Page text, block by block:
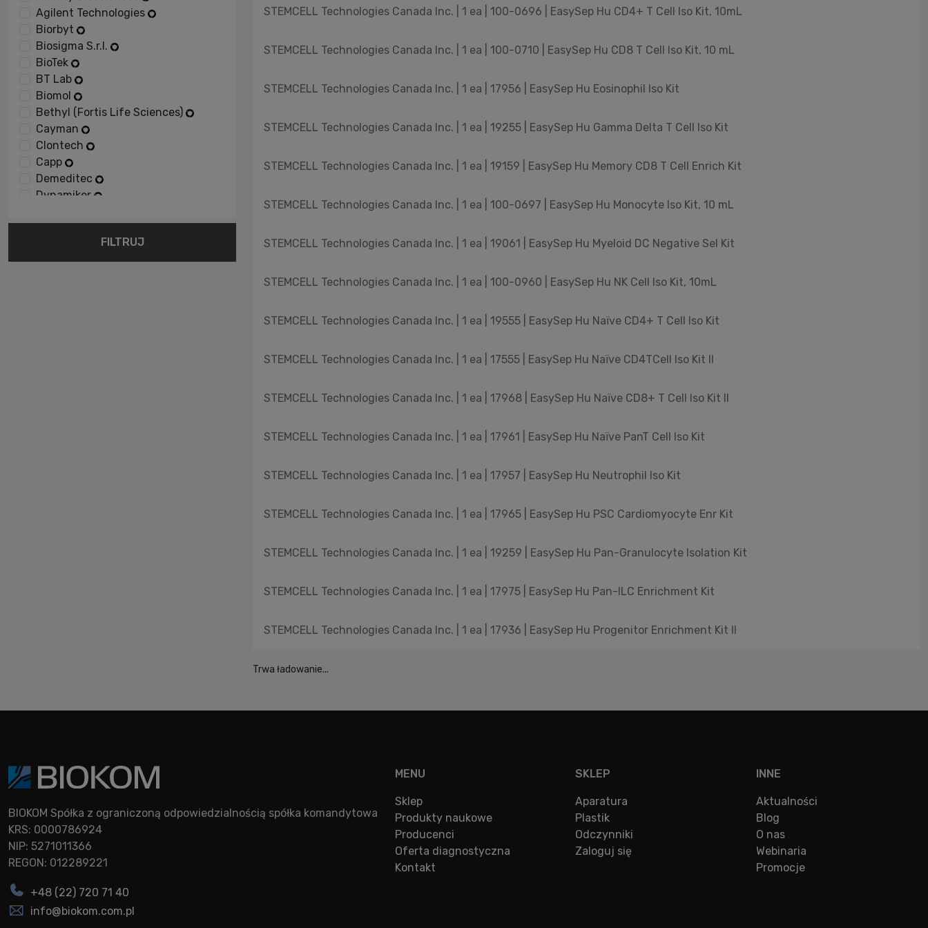
Agilent Technologies
Biorbyt
Biosigma S.r.l.
BioTek
BT Lab
Biomol
Bethyl (Fortis Life Sciences)
Cayman
Clontech
Capp
Demeditec
Dynamiker
ELK Biotechnology
Finetest
FILTRUJ
STEMCELL Technologies Canada Inc. | 1 ea | 100-0696 | EasySep Hu CD4+ T Cell Iso Kit, 10mL
STEMCELL Technologies Canada Inc. | 1 ea | 100-0710 | EasySep Hu CD8 T Cell Iso Kit, 10 mL
STEMCELL Technologies Canada Inc. | 1 ea | 17956 | EasySep Hu Eosinophil Iso Kit
STEMCELL Technologies Canada Inc. | 1 ea | 19255 | EasySep Hu Gamma Delta T Cell Iso Kit
STEMCELL Technologies Canada Inc. | 1 ea | 19159 | EasySep Hu Memory CD8 T Cell Enrich Kit
STEMCELL Technologies Canada Inc. | 1 ea | 100-0697 | EasySep Hu Monocyte Iso Kit, 10 mL
STEMCELL Technologies Canada Inc. | 1 ea | 19061 | EasySep Hu Myeloid DC Negative Sel Kit
STEMCELL Technologies Canada Inc. | 1 ea | 100-0960 | EasySep Hu NK Cell Iso Kit, 10mL
STEMCELL Technologies Canada Inc. | 1 ea | 19555 | EasySep Hu Naïve CD4+ T Cell Iso Kit
STEMCELL Technologies Canada Inc. | 1 ea | 17555 | EasySep Hu Naïve CD4TCell Iso Kit II
STEMCELL Technologies Canada Inc. | 1 ea | 17968 | EasySep Hu Naïve CD8+ T Cell Iso Kit II
STEMCELL Technologies Canada Inc. | 1 ea | 17961 | EasySep Hu Naïve PanT Cell Iso Kit
STEMCELL Technologies Canada Inc. | 1 ea | 17957 | EasySep Hu Neutrophil Iso Kit
STEMCELL Technologies Canada Inc. | 1 ea | 17965 | EasySep Hu PSC Cardiomyocyte Enr Kit
STEMCELL Technologies Canada Inc. | 1 ea | 19259 | EasySep Hu Pan-Granulocyte Isolation Kit
STEMCELL Technologies Canada Inc. | 1 ea | 17975 | EasySep Hu Pan-ILC Enrichment Kit
STEMCELL Technologies Canada Inc. | 1 ea | 17936 | EasySep Hu Progenitor Enrichment Kit II
Trwa ładowanie...
BIOKOM Spółka z ograniczoną odpowiedzialnością spółka komandytowa
KRS: 0000786924
NIP: 5271011366
REGON: 012289221
+48 (22) 720 71 40
info@biokom.com.pl
MENU
Sklep
Produkty naukowe
Producenci
Oferta diagnostyczna
Kontakt
SKLEP
Aparatura
Plastik
Odczynniki
Zaloguj się
INNE
Aktualności
Blog
O nas
Webinaria
Promocje